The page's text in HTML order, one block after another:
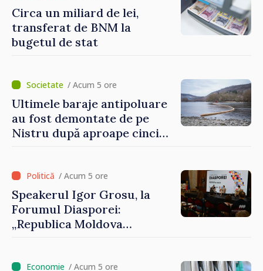
Circa un miliard de lei,
transferat de BNM la
bugetul de stat
/ Acum 5 ore
Ultimele baraje antipoluare
au fost demontate de pe
Nistru după aproape cinci
/ Acum 5 ore
Speakerul Igor Grosu, la
Forumul Diasporei:
„Republica Moldova
hotare, că merită să devină
/ Acum 5 ore